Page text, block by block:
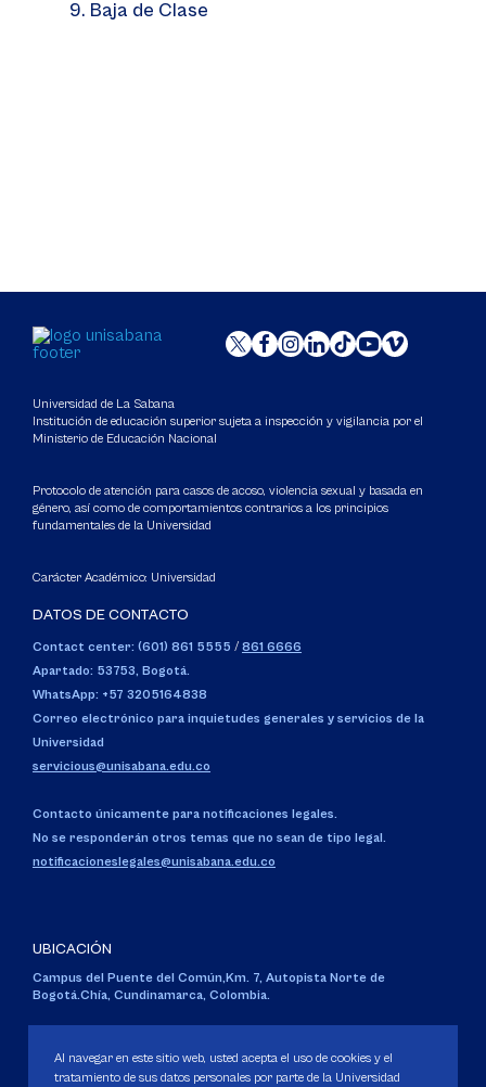
9. Baja de Clase
Universidad de La Sabana
Institución de educación superior sujeta a inspección y vigilancia por el
Ministerio de Educación Nacional
Protocolo de atención para casos de acoso, violencia sexual y basada en
género, así como de comportamientos contrarios a los principios
fundamentales de la Universidad
Carácter Académico: Universidad
DATOS DE CONTACTO
Contact center: (601) 861 5555 / 861 6666
Apartado: 53753, Bogotá.
WhatsApp: +57 3205164838
Correo electrónico para inquietudes generales y servicios de la
Universidad
servicious@unisabana.edu.co
Contacto únicamente para notificaciones legales.
No se responderán otros temas que no sean de tipo legal.
notificacioneslegales@unisabana.edu.co
UBICACIÓN
Campus del Puente del Común,Km. 7, Autopista Norte de
Bogotá.Chía, Cundinamarca, Colombia.
Personería Jurídica:Resolución 130 del 14 de enero de 1980.
Ministerio de Educación Nacional.
Al navegar en este sitio web, usted acepta el uso de cookies y el
tratamiento de sus datos personales por parte de la Universidad